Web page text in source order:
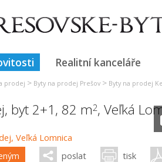
Realitní kanceláře
prodej > Byty na prodej Prešov > Byty na prodej
byt 2+1, 82 m2, Veľká
poslat tisk